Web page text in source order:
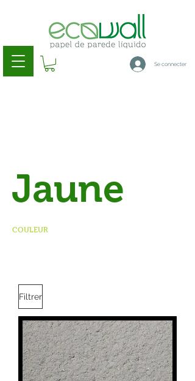
Se connecter
Jaune
COULEUR
Filtrer